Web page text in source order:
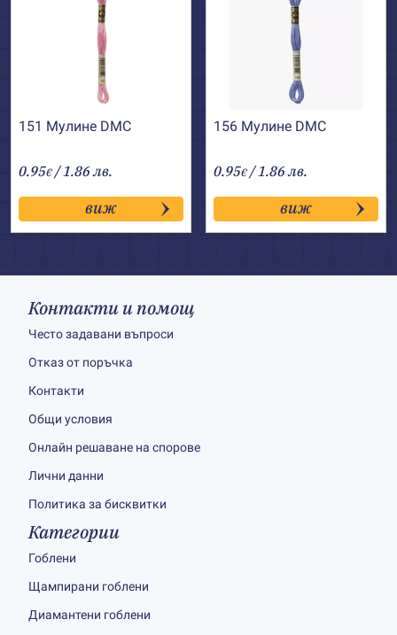
151 Мулине DMC
0.95€ / 1.86 лв.
виж
156 Мулине DMC
0.95€ / 1.86 лв.
виж
Контакти и помощ
Често задавани въпроси
Отказ от поръчка
Контакти
Общи условия
Онлайн решаване на спорове
Лични данни
Политика за бисквитки
Категории
Гоблени
Щампирани гоблени
Диамантени гоблени